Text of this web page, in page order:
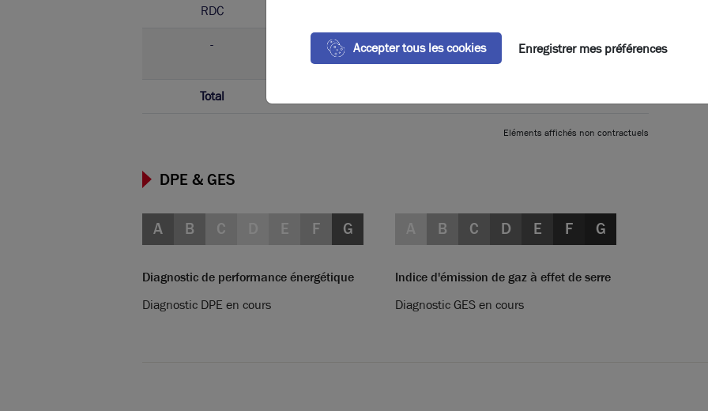
RDC
- Parking
58 Parking(s) dans la
cour
6 000,00 € / u
Total
Eléments affichés non contractuels
DPE & GES
A B C E F G
Diagnostic de performance énergétique
Diagnostic DPE en cours
B C D E F G
Indice d'émission de gaz à effet de serre
Diagnostic GES en cours
Accepter tous les cookies Enregistrer mes préférences